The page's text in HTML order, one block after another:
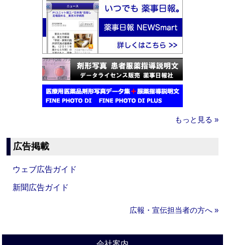
もっと見る »
広告掲載
ウェブ広告ガイド
新聞広告ガイド
広報・宣伝担当者の方へ »